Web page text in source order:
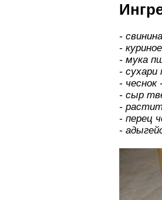
-
-
- мука
- сухари
- чеснок
- сыр
-
- перец
-